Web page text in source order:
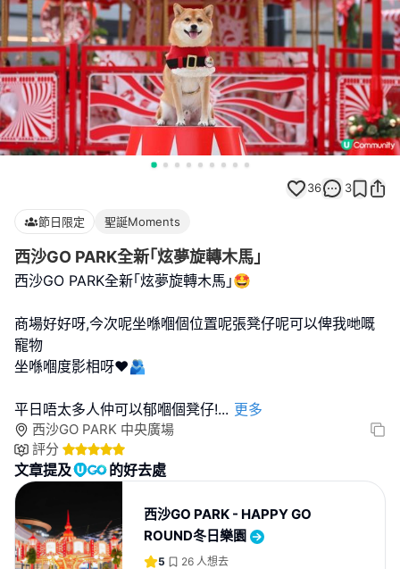
36 3
節日限定 聖誕Moments
西沙GO PARK全新｢炫夢旋轉木馬｣
西沙GO PARK全新｢炫夢旋轉木馬｣🤩
商場好好呀,今次呢坐喺嗰個位置呢張凳仔呢可以俾我哋嘅
寵物
坐喺嗰度影相呀❤️🫂
平日唔太多人仲可以郁嗰個凳仔!... 更多
西沙GO PARK 中央廣場
評分
文章提及 的好去處
西沙GO PARK - HAPPY GO
ROUND冬日樂園
5 26 人想去